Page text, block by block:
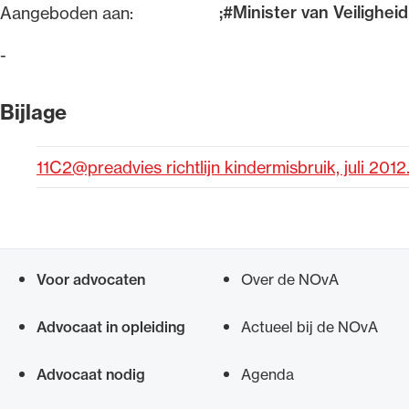
Aangeboden aan: ;#Minister van
-
Bijlage
11C2@preadvies richtlijn kindermisbruik, juli
Voor advocaten
Advocaat in opleiding
Advocaat nodig
Over de NOvA
Actueel bij de NOvA
Agenda